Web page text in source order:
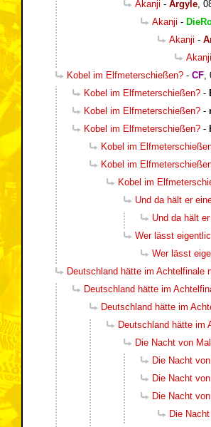
Akanji - Argyle
Akanji -
Akanji -
Akanji
Kobel im Elfmeterschießen? - CF
Kobel im Elfmeterschießen? -
Kobel im Elfmeterschießen? -
Kobel im Elfmeterschießen? -
Kobel im
Kobel im
Kobel im
Und da hält er
Und da hält
Wer lässt
Wer lässt
Deutschland hätte im Achtelfinale
Deutschland hätte im
Deutschland hätte im
Deutschland hätte im
Die Nacht von
Die Nacht
Die Nacht
Die Nacht
Die